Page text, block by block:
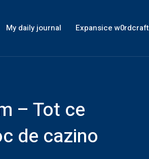
My daily journal Expansice w0rdcraft
– Tot ce
de cazino